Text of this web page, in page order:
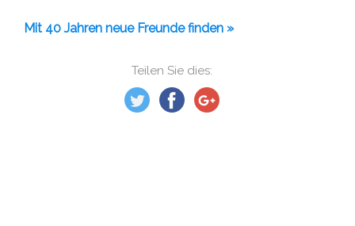
Teilen Sie dies:
Mit 40 Jahren neue Freunde finden »